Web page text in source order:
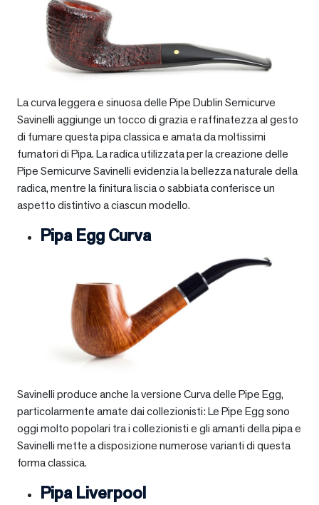
La curva leggera e sinuosa delle Pipe Dublin Semicurve
Savinelli aggiunge un tocco di grazia e raffinatezza al gesto
di fumare questa pipa classica e amata da moltissimi
fumatori di Pipa. La radica utilizzata per la creazione delle
Pipe Semicurve Savinelli evidenzia la bellezza naturale della
radica, mentre la finitura liscia o sabbiata conferisce un
aspetto distintivo a ciascun modello.
Pipa Egg Curva
Savinelli produce anche la versione Curva delle Pipe Egg,
particolarmente amate dai collezionisti: Le Pipe Egg sono
oggi molto popolari tra i collezionisti e gli amanti della pipa e
Savinelli mette a disposizione numerose varianti di questa
forma classica.
Pipa Liverpool